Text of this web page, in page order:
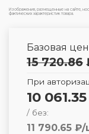
Изображения, размещенные на сайте,
фактических характеристик товара.
Базовая
15 720.86
При
10
/ без:
11 790.65